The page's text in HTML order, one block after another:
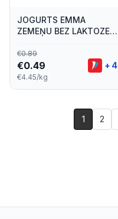
JOGURTS EMMA
ZEMEŅU BEZ LAKTOZES
€0.89
€0.49
€4.45/kg
+ 4
1 2